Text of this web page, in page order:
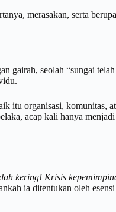
merasakan, serta
gairah, seolah “sungai
itu organisasi, komunitas,
acap kali hanya
kering! Krisis
ia ditentukan oleh